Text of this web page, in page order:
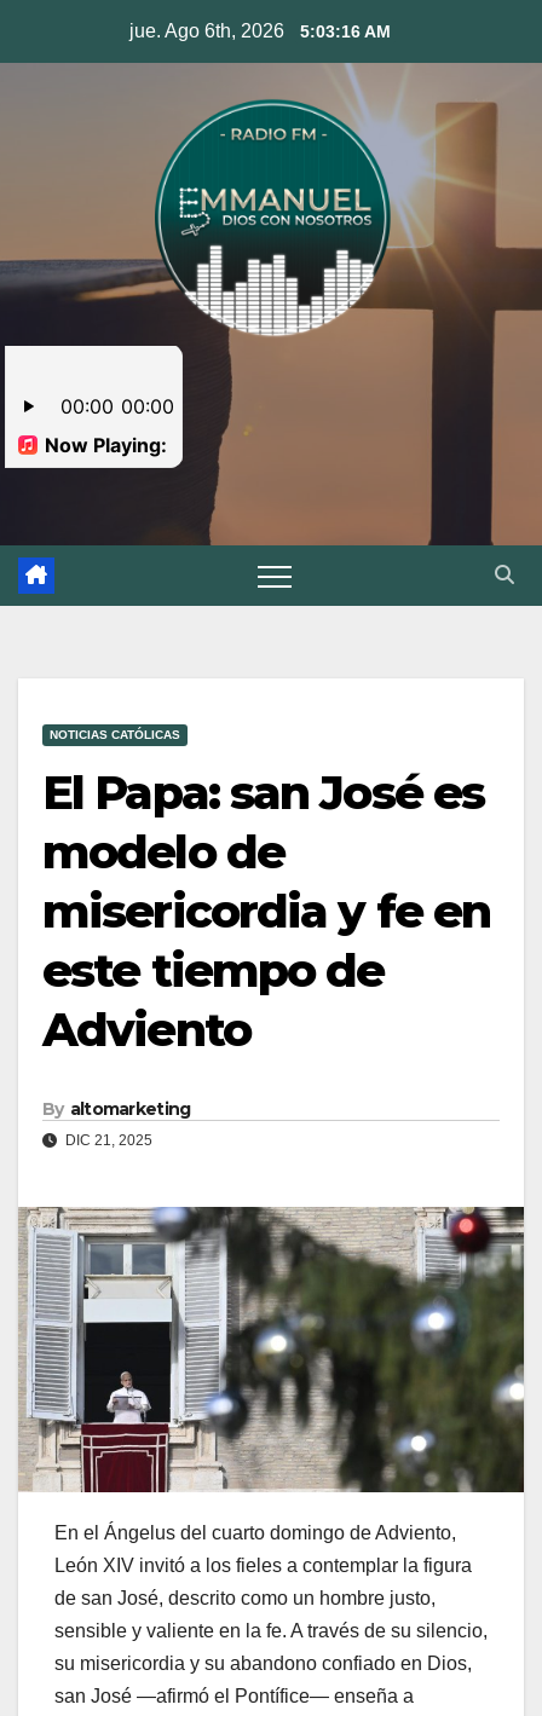
jue. Ago 6th, 2026 5:03:17 AM
NOTICIAS CATÓLICAS
El Papa: san José es
modelo de
misericordia y fe en
este tiempo de
Adviento
By altomarketing
DIC 21, 2025
En el Ángelus del cuarto domingo de Adviento,
León XIV invitó a los fieles a contemplar la figura
de san José, descrito como un hombre justo,
sensible y valiente en la fe. A través de su silencio,
su misericordia y su abandono confiado en Dios,
san José —afirmó el Pontífice— enseña a